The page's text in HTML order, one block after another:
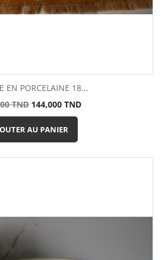
EN PORCELAINE 18...
TND Prix
144,000 TND
AU PANIER